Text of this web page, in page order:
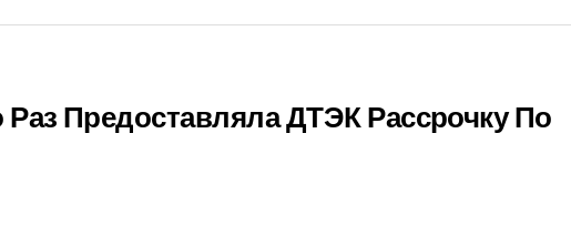
Предоставляла ДТЭК Рассрочку По